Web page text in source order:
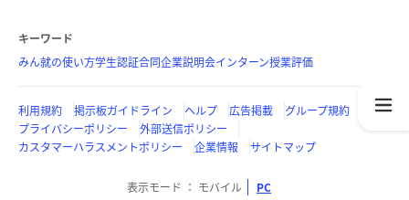
キーワード
みん就の使い方学生認証合同企業説明会インターン授業評価
利用規約 掲示板ガイドライン ヘルプ 広告掲載
グループ規約
プライバシーポリシー
外部送信ポリシー
カスタマーハラスメントポリシー
企業情報 サイトマップ
表示モード モバイル PC